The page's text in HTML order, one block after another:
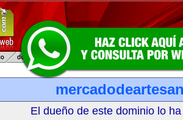
El dueño de este dominio lo